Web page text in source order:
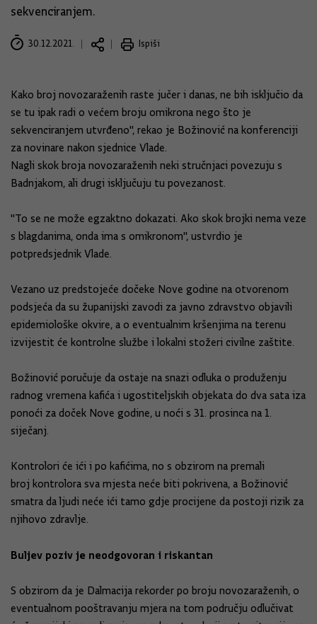
sekvenciranjem.
30.12.2021. Ispiši
Kako broj novozaraženih raste jučer i danas, ne bih isključio da
se tu ipak radi o većem broju omikrona nego što je
sekvenciranjem utvrđeno", rekao je Božinović na konferenciji
za novinare nakon sjednice Vlade.
Nagli skok broja novozaraženih neki stručnjaci povezuju s
Badnjakom, ali drugi isključuju tu povezanost.
"To se ne može egzaktno dokazati. Ako skok brojki nema veze
s blagdanima, onda ima s omikronom", ustvrdio je
potpredsjednik Vlade.
Vezano uz predstojeće dočeke Nove godine na otvorenom
podsjeća da su županijski zavodi za javno zdravstvo objavili
epidemiološke okvire, a o eventualnim kršenjima na terenu
izvijestit će kontrolne službe i lokalni stožeri civilne zaštite.
Božinović poručuje da ostaje na snazi odluka o produženju
radnog vremena kafića i ugostiteljskih objekata do dva sata iza
ponoći za doček Nove godine, u noći s 31. prosinca na 1.
siječanj.
Kontrolori će ići i po kafićima, no s obzirom na premali
broj kontrolora sva mjesta neće biti pokrivena, a Božinović
smatra da ljudi neće ići tamo gdje procijene da postoji rizik za
njihovo zdravlje.
Buljev poziv je neodgovoran i riskantan
S obzirom da je Dalmacija rekorder po broju novozaraženih, o
eventualnom pooštravanju mjera na tom području odlučivat